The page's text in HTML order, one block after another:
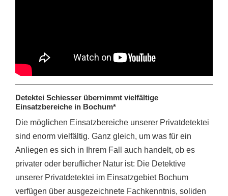
Detektei Schiesser übernimmt vielfältige
Einsatzbereiche in Bochum*
Die möglichen Einsatzbereiche unserer Privatdetektei
sind enorm vielfältig. Ganz gleich, um was für ein
Anliegen es sich in Ihrem Fall auch handelt, ob es
privater oder beruflicher Natur ist: Die Detektive
unserer Privatdetektei im Einsatzgebiet Bochum
verfügen über ausgezeichnete Fachkenntnis, soliden